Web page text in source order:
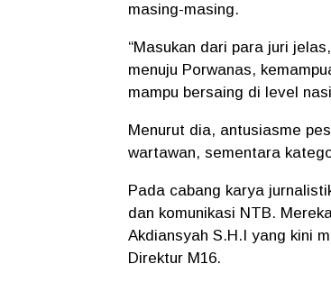
masing-masing.
“Masukan dari para juri
menuju Porwanas,
mampu bersaing di level
Menurut dia, antusiasme
wartawan, sementara
Pada cabang karya
dan komunikasi NTB.
Akdiansyah S.H.I yang kini
Direktur M16.